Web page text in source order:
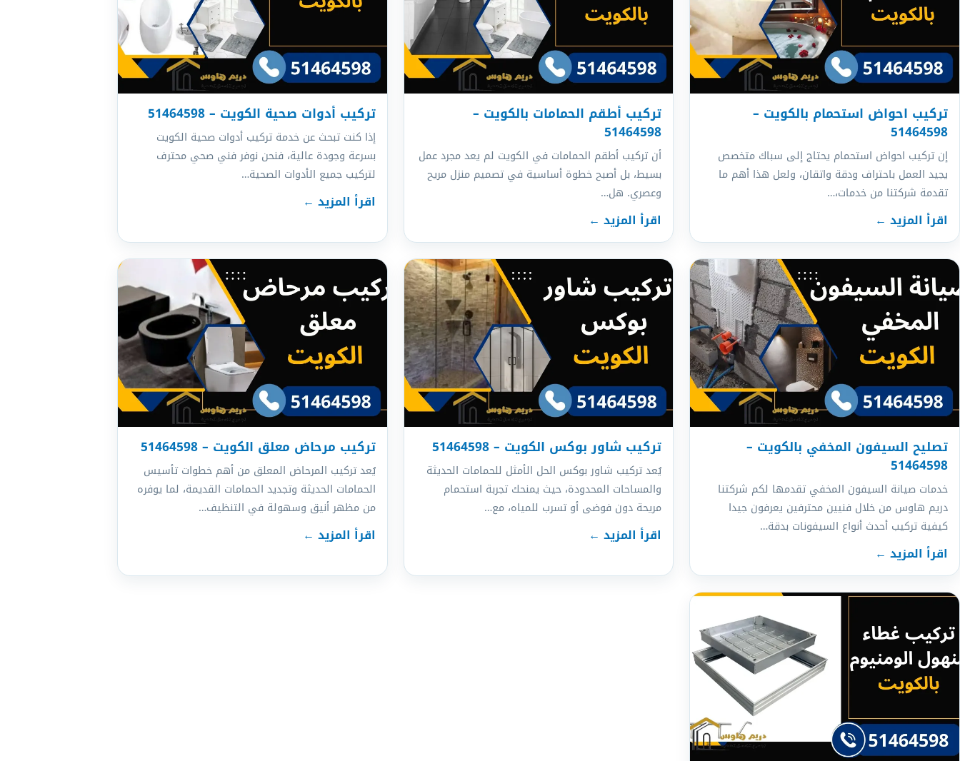
تركيب احواض استحمام بالكويت –
51464598
إن تركيب احواض استحمام يحتاج إلى سباك متخصص
يجيد العمل باحتراف ودقة واتقان، ولعل هذا أهم ما
تقدمة شركتنا من خدمات،…
اقرأ المزيد ←
تركيب أطقم الحمامات بالكويت –
51464598
أن تركيب أطقم الحمامات في الكويت لم يعد مجرد عمل
بسيط، بل أصبح خطوة أساسية في تصميم منزل مريح
وعصري. هل…
اقرأ المزيد ←
تركيب أدوات صحية الكويت – 51464598
إذا كنت تبحث عن خدمة تركيب أدوات صحية الكويت
بسرعة وجودة عالية، فنحن نوفر فني صحي محترف
لتركيب جميع الأدوات الصحية…
اقرأ المزيد ←
تصليح السيفون المخفي بالكويت –
51464598
خدمات صيانة السيفون المخفي تقدمها لكم شركتنا
دريم هاوس من خلال فنيين محترفين يعرفون جيدا
كيفية تركيب أحدث أنواع السيفونات بدقة…
اقرأ المزيد ←
تركيب شاور بوكس الكويت – 51464598
يُعد تركيب شاور بوكس الحل الأمثل للحمامات الحديثة
والمساحات المحدودة، حيث يمنحك تجربة استحمام
مريحة دون فوضى أو تسرب للمياه، مع…
اقرأ المزيد ←
تركيب مرحاض معلق الكويت – 51464598
يُعد تركيب المرحاض المعلق من أهم خطوات تأسيس
الحمامات الحديثة وتجديد الحمامات القديمة، لما يوفره
من مظهر أنيق وسهولة في التنظيف…
اقرأ المزيد ←